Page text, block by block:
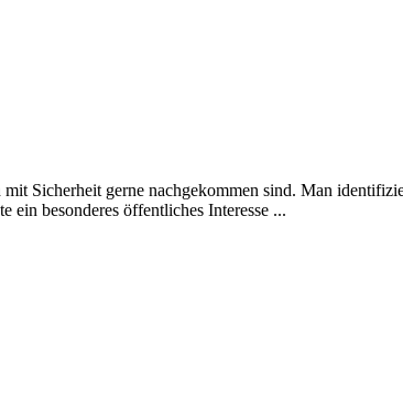
Sicherheit gerne nachgekommen sind. Man
ein besonderes öffentliches Interesse ...